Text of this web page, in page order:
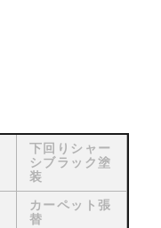
下回りシャー
シブラック塗
装
カーペット張
替